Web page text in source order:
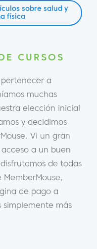
sobre salud y
física
CURSOS
a
muchas
elección inicial
y decidimos
Vi un gran
a un buen
de todas
de pago a
simplemente más